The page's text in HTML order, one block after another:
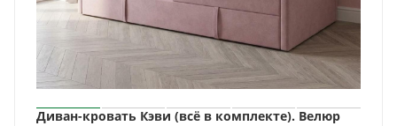
Диван-кровать Кэви (всё в комплекте). Велюр